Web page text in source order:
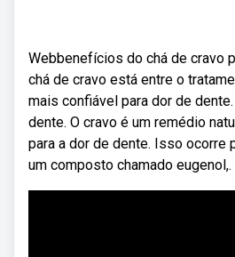
Webbenefícios do chá de cravo
chá de cravo está entre o
mais confiável para dor de
dente. O cravo é um remédio
para a dor de dente. Isso ocorre
um composto chamado eugenol,.